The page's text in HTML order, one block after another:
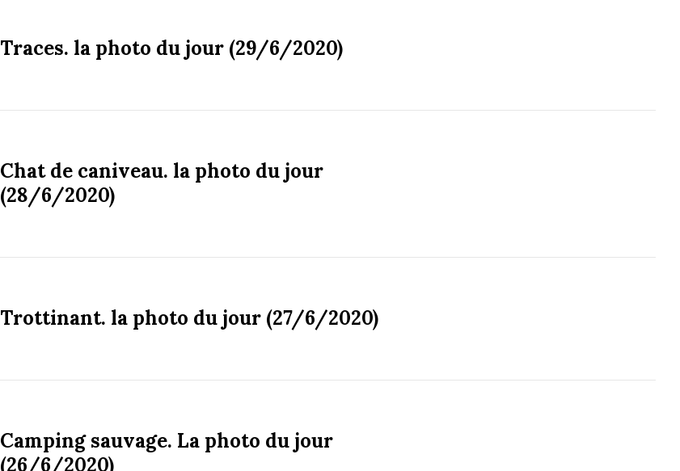
Traces. la photo du jour (29/6/2020)
Chat de caniveau. la photo du jour
(28/6/2020)
Trottinant. la photo du jour (27/6/2020)
Camping sauvage. La photo du jour
(26/6/2020)